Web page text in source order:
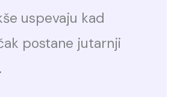
uspevaju kad
postane jutarnji